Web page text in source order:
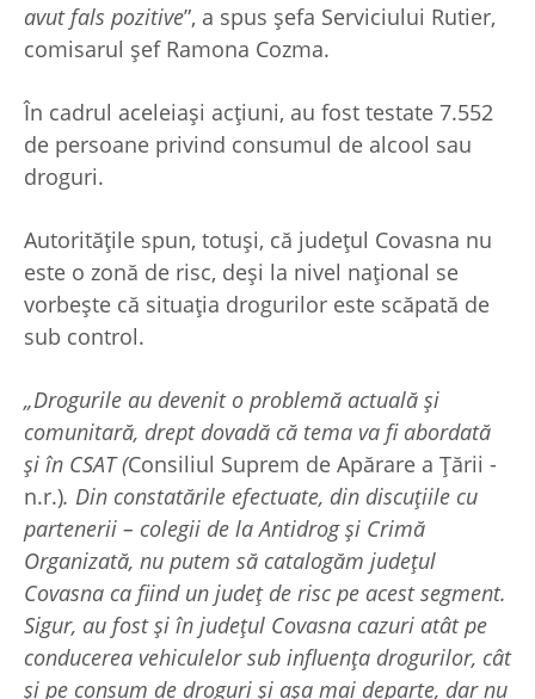
avut fals pozitive”, a spus șefa Serviciului Rutier,
comisarul șef Ramona Cozma.
În cadrul aceleiași acțiuni, au fost testate 7.552
de persoane privind consumul de alcool sau
droguri.
Autoritățile spun, totuși, că județul Covasna nu
este o zonă de risc, deși la nivel național se
vorbește că situația drogurilor este scăpată de
sub control.
„Drogurile au devenit o problemă actuală și
comunitară, drept dovadă că tema va fi abordată
și în CSAT (Consiliul Suprem de Apărare a Țării -
n.r.). Din constatările efectuate, din discuțiile cu
partenerii – colegii de la Antidrog și Crimă
Organizată, nu putem să catalogăm județul
Covasna ca fiind un județ de risc pe acest segment.
Sigur, au fost și în județul Covasna cazuri atât pe
conducerea vehiculelor sub influența drogurilor, cât
și pe consum de droguri și așa mai departe, dar nu